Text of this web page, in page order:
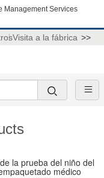
Management Services
Visita a la fábrica >>
la prueba del niño del
médico